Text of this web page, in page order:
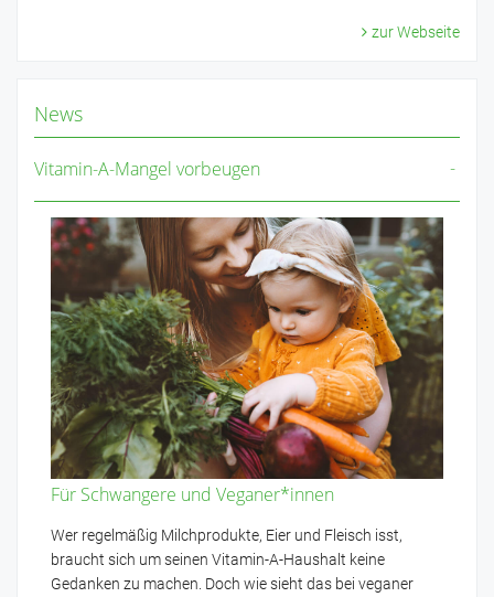
zur Webseite
News
Vitamin-A-Mangel vorbeugen
Für Schwangere und Veganer*innen
Wer regelmäßig Milchprodukte, Eier und Fleisch isst,
braucht sich um seinen Vitamin-A-Haushalt keine
Gedanken zu machen. Doch wie sieht das bei veganer